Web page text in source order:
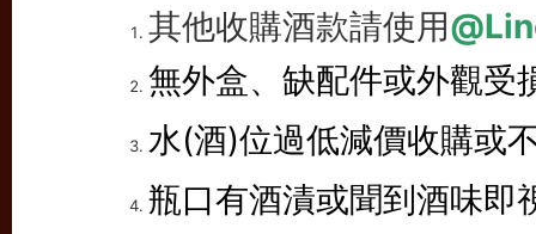
其他收購酒款請使用
無外盒、缺配件或外觀受
水(酒)位過低減價收購或
瓶口有酒漬或聞到酒味即